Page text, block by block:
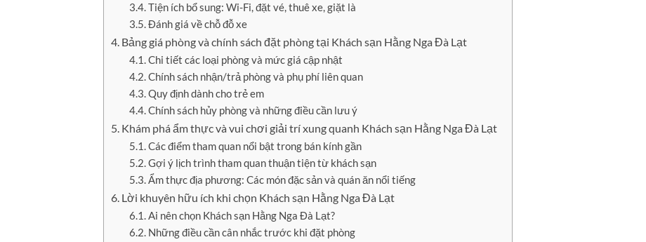
Tiện ích bổ sung: Wi-Fi, đặt vé, thuê xe, giặt là
Đánh giá về chỗ đỗ xe
Bảng giá phòng và chính sách đặt phòng tại Khách sạn Hằng Nga Đà Lạt
Chi tiết các loại phòng và mức giá cập nhật
Chính sách nhận/trả phòng và phụ phí liên quan
Quy định dành cho trẻ em
Chính sách hủy phòng và những điều cần lưu ý
Khám phá ẩm thực và vui chơi giải trí xung quanh Khách sạn Hằng Nga Đà Lạt
Các điểm tham quan nổi bật trong bán kính gần
Gợi ý lịch trình tham quan thuận tiện từ khách sạn
Ẩm thực địa phương: Các món đặc sản và quán ăn nổi tiếng
Lời khuyên hữu ích khi chọn Khách sạn Hằng Nga Đà Lạt
Ai nên chọn Khách sạn Hằng Nga Đà Lạt?
Những điều cần cân nhắc trước khi đặt phòng